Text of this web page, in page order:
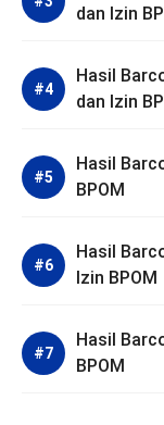
dan Izin
Hasil
dan Izin
Hasil
BPOM
Hasil
Izin BPOM
Hasil
BPOM